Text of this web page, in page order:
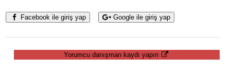
Facebook ile giriş yap Google ile giriş yap
Yorumcu danışman kaydı yapın